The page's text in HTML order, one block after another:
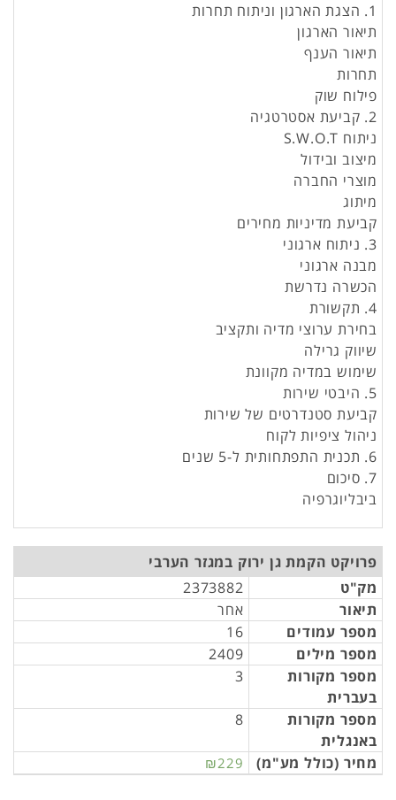
1. הצגת הארגון וניתוח תחרות
תיאור הארגון
תיאור הענף
תחרות
פילוח שוק
2. קביעת אסטרטגיה
ניתוח S.W.O.T
מיצוב ובידול
מוצרי החברה
מיתוג
קביעת מדיניות מחירים
3. ניתוח ארגוני
מבנה ארגוני
הכשרה נדרשת
4. תקשורת
בחירת ערוצי מדיה ותקציב
שיווק גרילה
שימוש במדיה מקוונת
5. היבטי שירות
קביעת סטנדרטים של שירות
ניהול ציפיות לקוח
6. תכנית התפתחותית ל-5 שנים
7. סיכום
ביבליוגרפיה
פרויקט הקמת גן ירוק במגזר הערבי
מק"ט
2373882
תיאור
אחר
מספר עמודים
16
מספר מילים
2409
מספר מקורות
בעברית
3
מספר מקורות
באנגלית
8
מחיר (כולל מע"מ) ₪229